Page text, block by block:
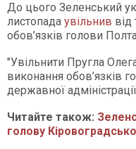
До цього Зеленський
листопада увільнив
обов’язків голови
"Увільнити Пругла
виконання обов’язків
державної
Читайте також:
голову